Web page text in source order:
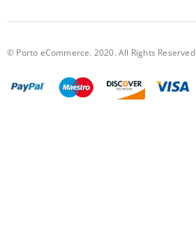
© Porto eCommerce. 2020. All Rights Reserved